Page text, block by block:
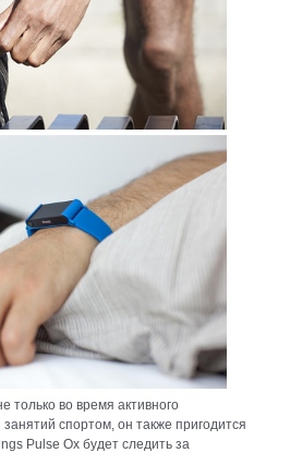
только во время активного
спортом, он также пригодится
Pulse Ox будет следить за